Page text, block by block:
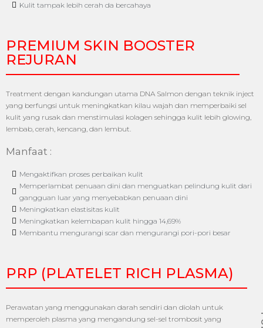
Kulit tampak lebih cerah da bercahaya
PREMIUM SKIN BOOSTER
REJURAN
Treatment dengan kandungan utama DNA Salmon dengan teknik inject
yang berfungsi untuk meningkatkan kilau wajah dan memperbaiki sel
kulit yang rusak dan menstimulasi kolagen sehingga kulit lebih glowing,
lembab, cerah, kencang, dan lembut.
Manfaat :
Mengaktifkan proses perbaikan kulit
Memperlambat penuaan dini dan menguatkan pelindung kulit dari
gangguan luar yang menyebabkan penuaan dini
Meningkatkan elastisitas kulit
Meningkatkan kelembapan kulit hingga 14,69%
Membantu mengurangi scar dan mengurangi pori-pori besar
PRP (PLATELET RICH PLASMA)
Perawatan yang menggunakan darah sendiri dan diolah untuk
memperoleh plasma yang mengandung sel-sel trombosit yang